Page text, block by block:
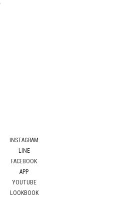
INSTAGRAM
LINE
FACEBOOK
APP
YOUTUBE
LOOKBOOK